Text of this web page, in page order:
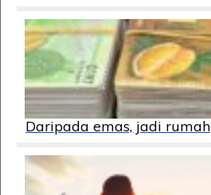
Daripada emas, jadi rumah